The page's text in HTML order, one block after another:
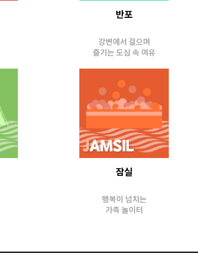
반포
강변에서 걸으며
즐기는 도심 속 여유
잠실
행복이 넘치는
가족 놀이터